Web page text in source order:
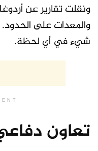
ونقلت تقارير عن
والمعدات على
شيء في أي لحظة.
تعاون